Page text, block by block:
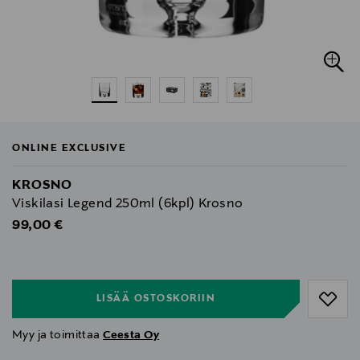
ONLINE EXCLUSIVE
KROSNO
Viskilasi Legend 250ml (6kpl) Krosno
Original Price
99,00 €
LISÄÄ OSTOSKORIIN
Myy ja toimittaaCeesta Oy